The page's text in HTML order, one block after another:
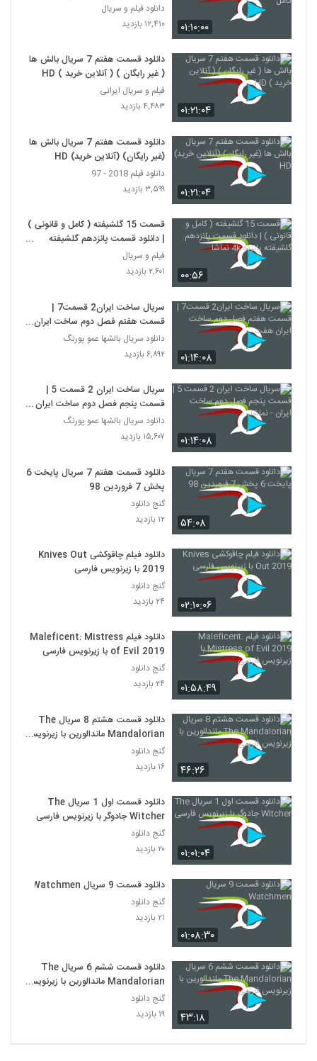
۰۱:۱۰:۰۰
دانلود فیلم و سریال
۱۲,۴۱۰ بازدید
۰۱:۲۱:۰۴
دانلود قسمت هفتم 7 سریال بالش ها
( غیر رایگان ) ( آنلاین خرید ) HD
فیلم و سریال ایرانی
۴,۴۸۳ بازدید
۰۱:۲۱:۰۴
دانلود قسمت هفتم 7 سریال بالش ها
(غیر رایگان) (آنلاین خرید) HD
دانلود فیلم 2018 - 97
۳,۵۹۹ بازدید
۰۰:۵۶
قسمت 15 گلشیفته ( کامل و قانونی )
| دانلود قسمت پانزدهم گلشیفته
پانزده 4k نماشا
فیلم و سریال
۲,۶۰۱ بازدید
۰۱:۱۴:۰۸
سریال ساخت ایران2 قسمت7 |
قسمت هفتم فصل دوم ساخت ایران
هفت
دانلود سریال بالشها عمو پورنگ
۶,۸۹۲ بازدید
۰۱:۱۴:۰۸
سریال ساخت ایران 2 قسمت 5 |
قسمت پنجم فصل دوم ساخت ایران -
نماشا
دانلود سریال بالشها عمو پورنگ
۱۵,۶۰۷ بازدید
۵۴:۰۸
دانلود قسمت هفتم 7 سریال پایخت 6
پخش 7 فروردین 98
گنج دانلود
۱۲ بازدید
۰۲:۱۰:۰۶
دانلود فیلم چاقوکشی Knives Out
2019 با زیرنویس فارسی
گنج دانلود
۲۴ بازدید
۰۱:۵۸:۴۹
دانلود فیلم Maleficent: Mistress
of Evil 2019 با زیرنویس فارسی
گنج دانلود
۲۴ بازدید
۴۶:۲۶
دانلود قسمت هشتم 8 سریال The
Mandalorian ماندالورین با زیرنویس
فارسی
گنج دانلود
۱۶ بازدید
۰۱:۰۱:۰۴
دانلود قسمت اول 1 سریال The
Witcher جادوگر با زیرنویس فارسی
گنج دانلود
۲۰ بازدید
۰۱:۰۸:۳۰
دانلود قسمت 9 سریال Watchmen
گنج دانلود
۲۱ بازدید
۴۳:۱۸
دانلود قسمت ششم 6 سریال The
Mandalorian ماندالورین با زیرنویس
فارسی
گنج دانلود
۱۹ بازدید